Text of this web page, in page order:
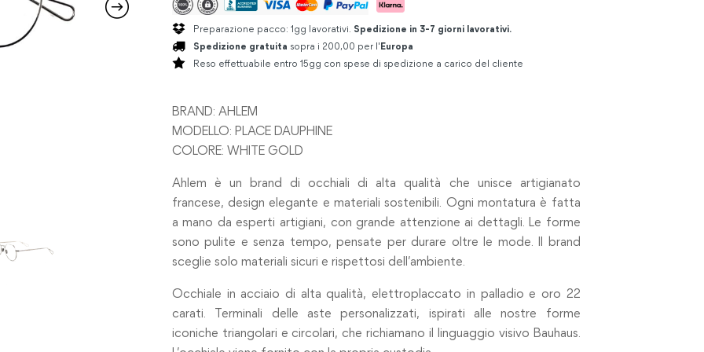
Preparazione pacco: 1gg lavorativi. Spedizione in 3-7 giorni lavorativi.
Spedizione gratuita sopra i 200,00 per l'Europa
Reso effettuabile entro 15gg con spese di spedizione a carico del cliente
BRAND: AHLEM
MODELLO: PLACE DAUPHINE
COLORE: WHITE GOLD
Ahlem è un brand di occhiali di alta qualità che unisce artigianato
francese, design elegante e materiali sostenibili. Ogni montatura è fatta
a mano da esperti artigiani, con grande attenzione ai dettagli. Le forme
sono pulite e senza tempo, pensate per durare oltre le mode. Il brand
sceglie solo materiali sicuri e rispettosi dell’ambiente.
Occhiale in acciaio di alta qualità, elettroplaccato in palladio e oro 22
carati. Terminali delle aste personalizzati, ispirati alle nostre forme
iconiche triangolari e circolari, che richiamano il linguaggio visivo Bauhaus.